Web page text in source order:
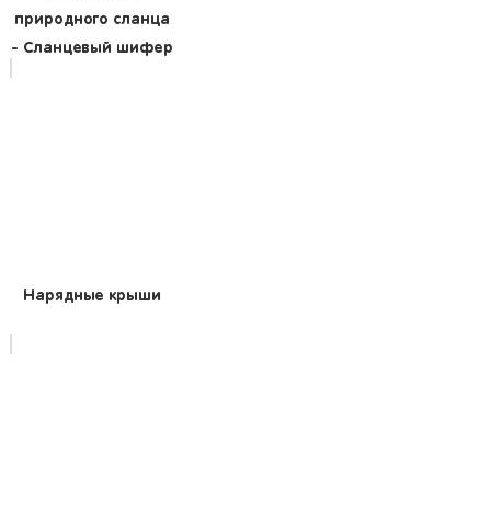
природного сланца
- Сланцевый шифер
Нарядные крыши